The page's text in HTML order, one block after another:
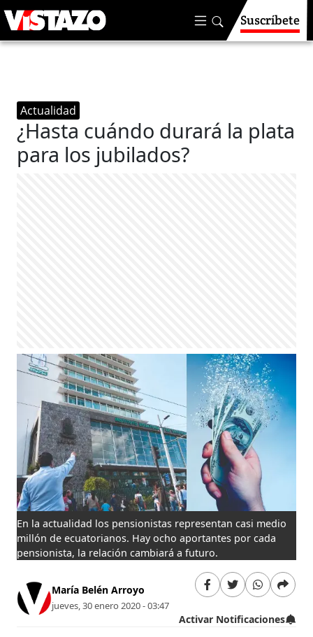
Suscríbete
Actualidad
¿Hasta cuándo durará la plata
para los jubilados?
En la actualidad los pensionistas representan casi medio
millón de ecuatorianos. Hay ocho aportantes por cada
pensionista, la relación cambiará a futuro.
María Belén Arroyo
jueves, 30 enero 2020 - 03:47
Activar Notificaciones